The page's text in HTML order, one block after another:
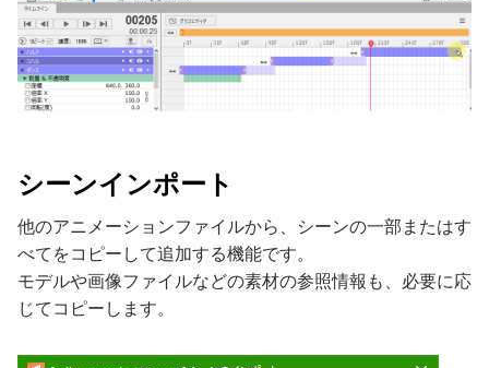
シーンインポート
他のアニメーションファイルから、シーンの一部またはす
べてをコピーして追加する機能です。
モデルや画像ファイルなどの素材の参照情報も、必要に応
じてコピーします。